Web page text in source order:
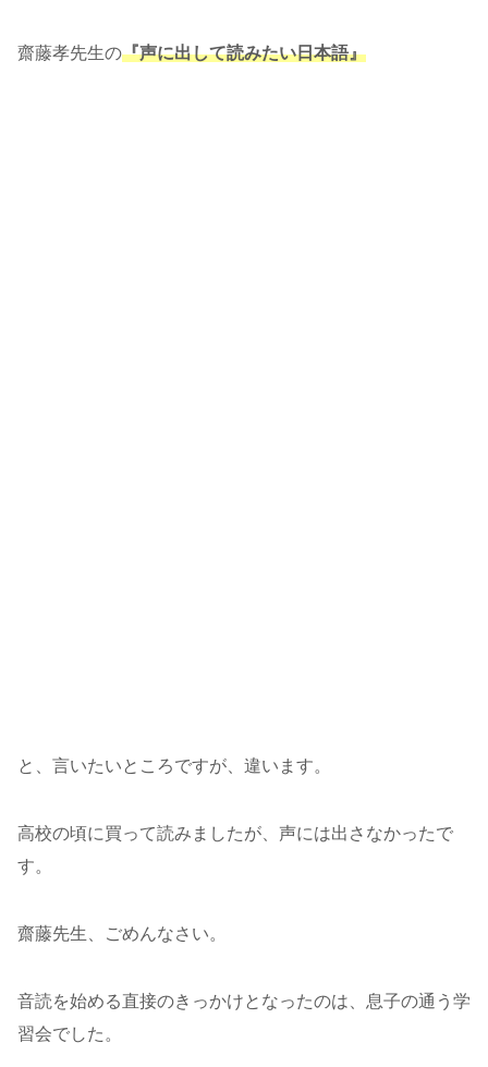
齋藤孝先生の『声に出して読みたい日本語』
と、言いたいところですが、違います。
高校の頃に買って読みましたが、声には出さなかったで
す。
齋藤先生、ごめんなさい。
音読を始める直接のきっかけとなったのは、息子の通う学
習会でした。